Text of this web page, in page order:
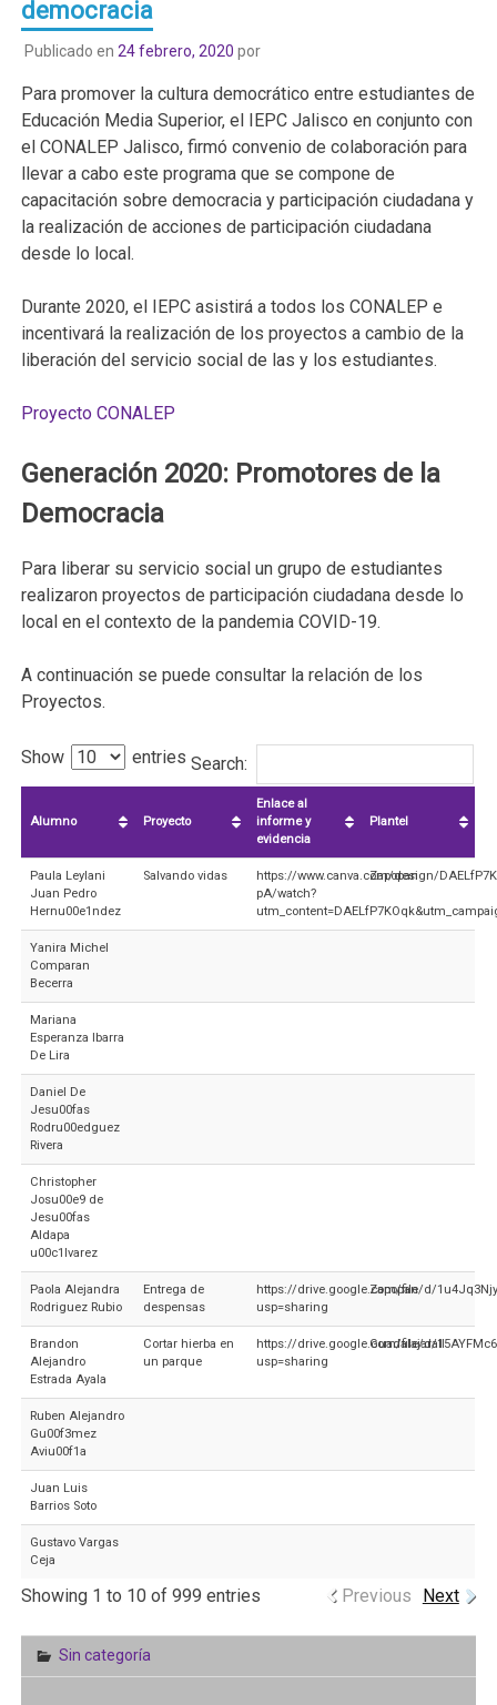
democracia
Publicado en 24 febrero, 2020 por
Para promover la cultura democrático entre estudiantes de
Educación Media Superior, el IEPC Jalisco en conjunto con
el CONALEP Jalisco, firmó convenio de colaboración para
llevar a cabo este programa que se compone de
capacitación sobre democracia y participación ciudadana y
la realización de acciones de participación ciudadana
desde lo local.
Durante 2020, el IEPC asistirá a todos los CONALEP e
incentivará la realización de los proyectos a cambio de la
liberación del servicio social de las y los estudiantes.
Proyecto CONALEP
Generación 2020: Promotores de la
Democracia
Para liberar su servicio social un grupo de estudiantes
realizaron proyectos de participación ciudadana desde lo
local en el contexto de la pandemia COVID-19.
A continuación se puede consultar la relación de los
Proyectos.
Show entries Search:
Alumno Proyecto
Enlace al
informe y
evidencia
Plantel
Paula Leylani
Juan Pedro
Hernu00e1ndez
Salvando vidas
https://www.canva.com/design/
pA/watch?
Zapopan
Yanira Michel
Comparan
Becerra
Mariana
Esperanza Ibarra
De Lira
Daniel De
Jesu00fas
Rodru00edguez
Rivera
Christopher
Josu00e9 de
Jesu00fas
Aldapa
u00c1lvarez
Paola Alejandra
Rodriguez Rubio
Entrega de
despensas
https://drive.google.com/file/d/
usp=sharing
Zapopan
Brandon
Alejandro
Estrada Ayala
Cortar hierba en
un parque
https://drive.google.com/file/d/
usp=sharing
GuadalajaraII
Ruben Alejandro
Gu00f3mez
Aviu00f1a
Juan Luis
Barrios Soto
Gustavo Vargas
Ceja
Showing 1 to 10 of 999 entries Previous Next
Sin categoría